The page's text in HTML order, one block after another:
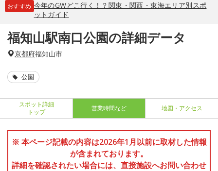
おすすめ 今年のGWどこ行く！？関東・関西・東海エリア別スポ
ットガイド
福知山駅南口公園の詳細データ
京都府福知山市
公園
スポット詳細
トップ
営業時間など 地図・アクセス
※ 本ページ記載の内容は2026年1月以前に取材した情報
が含まれております。
詳細を確認されたい場合には、直接施設へお問い合わせ